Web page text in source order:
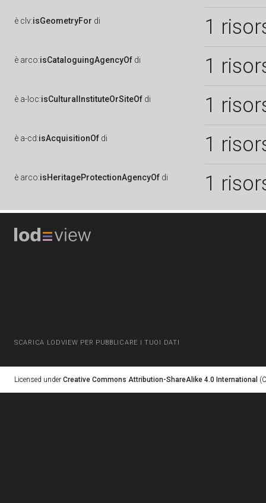
è clv:isGeometryFor di 1
è arco:isCataloguingAgencyOf di 1
è a-loc:isCulturalInstituteOrSiteOf di 1
è a-cd:isAcquisitionOf di 1
è arco:isHeritageProtectionAgencyOf di 1
SCARICA LODVIEW PER PUBBLICARE I TUOI DATI
Licensed under Creative Commons Attribution-ShareAlike 4.0 International